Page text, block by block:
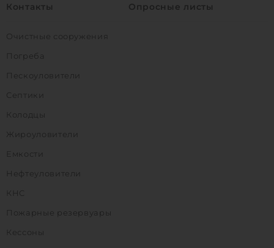
Контакты
Опросные листы
Очистные сооружения
Погреба
Пескоуловители
Септики
Колодцы
Жироуловители
Емкости
Нефтеуловители
КНС
Пожарные резервуары
Кессоны